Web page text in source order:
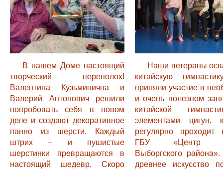
В нашем Доме настоящий
творческий переполох!
Валентина Кузьминична и
Валерий Антонович решили
попробовать себя в новом
деле и создают декоративное
панно из шерсти. Каждый
штрих – и пушистые
шерстинки превращаются в
настоящий шедевр. Скоро
Наши ветераны
китайскую
приняли участие в
и очень полезном
китайской
элементами цигун,
регулярно
ГБУ «Центр
Выборгского
древнее искусство